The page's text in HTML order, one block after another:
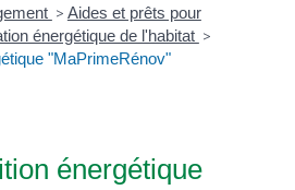
> Aides et prêts pour
énergétique de l'habitat >
"MaPrimeRénov"
énergétique